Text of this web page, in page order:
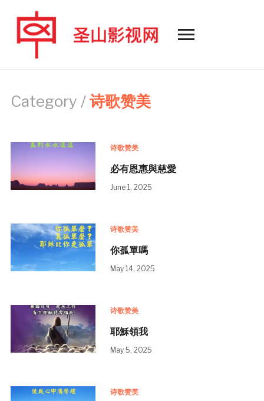
Category /诗歌赞美
诗歌赞美
必有恩惠與慈愛
June 1, 2025
诗歌赞美
你孤單嗎
May 14, 2025
诗歌赞美
耶穌領我
May 5, 2025
诗歌赞美